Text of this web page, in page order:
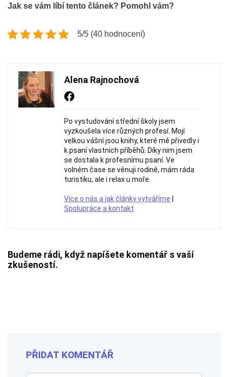
Jak se vám líbí tento článek? Pomohl vám?
5/5 (40 hodnocení)
Alena Rajnochová
Po vystudování střední školy jsem
vyzkoušela více různých profesí. Mojí
velkou vášní jsou knihy, které mě přivedly i
k psaní vlastních příběhů. Díky nim jsem
se dostala k profesnímu psaní. Ve
volném čase se věnuji rodině, mám ráda
turistiku, ale i relax u moře.
Více o nás a jak články vytváříme
Spolupráce a kontakt
Budeme rádi, když napíšete komentář s vaší
zkušeností.
PŘIDAT KOMENTÁŘ